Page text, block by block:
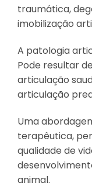
traumática,
imobilização
A patologia
Pode resultar
articulação
articulação
Uma
terapêutica,
qualidade de
animal.